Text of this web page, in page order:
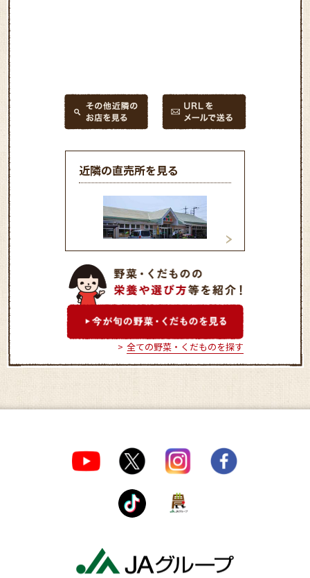
近隣の直売所を見る
グル米四季菜館 筑縄店
全ての野菜・くだものを探す